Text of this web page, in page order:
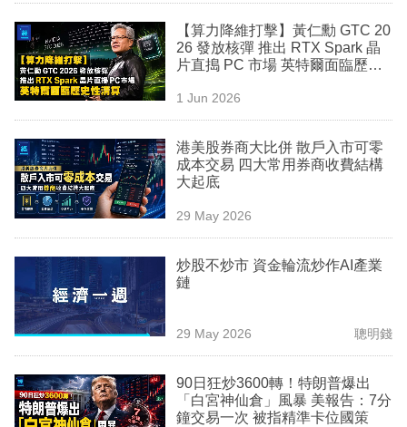
商
業
科
技
職
場
生
時
事
欄
訂
【算力降維打擊】黃仁勳 GTC 20
26 發放核彈 推出 RTX Spark 晶
片直搗 PC 市場 英特爾面臨歷史
1 Jun 2026
港美股券商大比併 散戶入市可零
成本交易 四大常用券商收費結構
大起底
29 May 2026
炒股不炒市 資金輪流炒作AI產業
鏈
29 May 2026 聰明錢
90日狂炒3600轉！特朗普爆出
「白宮神仙倉」風暴 美報告：7分
鐘交易一次 被指精準卡位國策